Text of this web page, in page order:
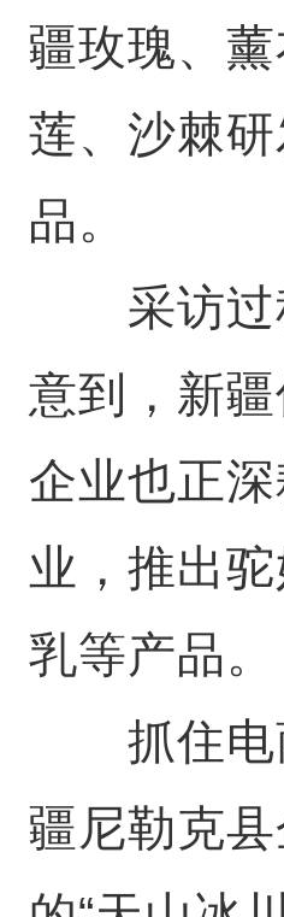
疆玫瑰、
莲、沙棘
品。
采访过
意到，新
企业也正
业，推出
乳等产品。
抓住电
疆尼勒克